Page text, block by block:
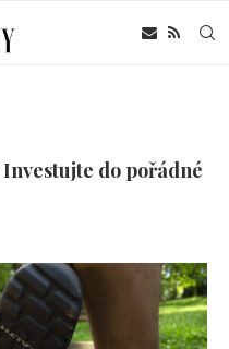
do pořádné